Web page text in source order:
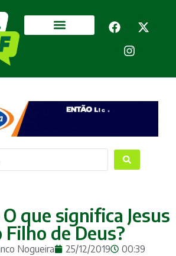
O que significa Jesus
Filho de Deus?
Nogueira 25/12/2019 00:39